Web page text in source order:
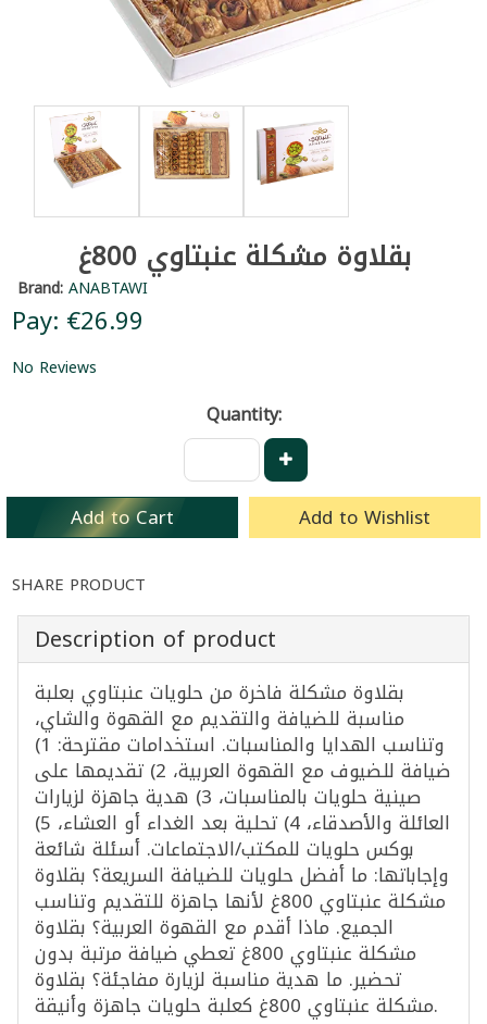
بقلاوة مشكلة عنبتاوي 800غ
Brand:ANABTAWI
Pay: €26.99
No Reviews
Quantity:
Add to Cart Add to Wishlist
SHARE PRODUCT
Description of product
بقلاوة مشكلة فاخرة من حلويات عنبتاوي بعلبة
مناسبة للضيافة والتقديم مع القهوة والشاي،
وتناسب الهدايا والمناسبات. استخدامات مقترحة: 1)
ضيافة للضيوف مع القهوة العربية، 2) تقديمها على
صينية حلويات بالمناسبات، 3) هدية جاهزة لزيارات
العائلة والأصدقاء، 4) تحلية بعد الغداء أو العشاء، 5)
بوكس حلويات للمكتب/الاجتماعات. أسئلة شائعة
وإجاباتها: ما أفضل حلويات للضيافة السريعة؟ بقلاوة
مشكلة عنبتاوي 800غ لأنها جاهزة للتقديم وتناسب
الجميع. ماذا أقدم مع القهوة العربية؟ بقلاوة
مشكلة عنبتاوي 800غ تعطي ضيافة مرتبة بدون
تحضير. ما هدية مناسبة لزيارة مفاجئة؟ بقلاوة
مشكلة عنبتاوي 800غ كعلبة حلويات جاهزة وأنيقة.